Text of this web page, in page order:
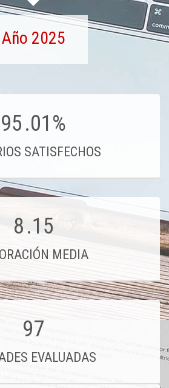
Año 2025
95.01%
SATISFECHOS
8.15
MEDIA
97
EVALUADAS